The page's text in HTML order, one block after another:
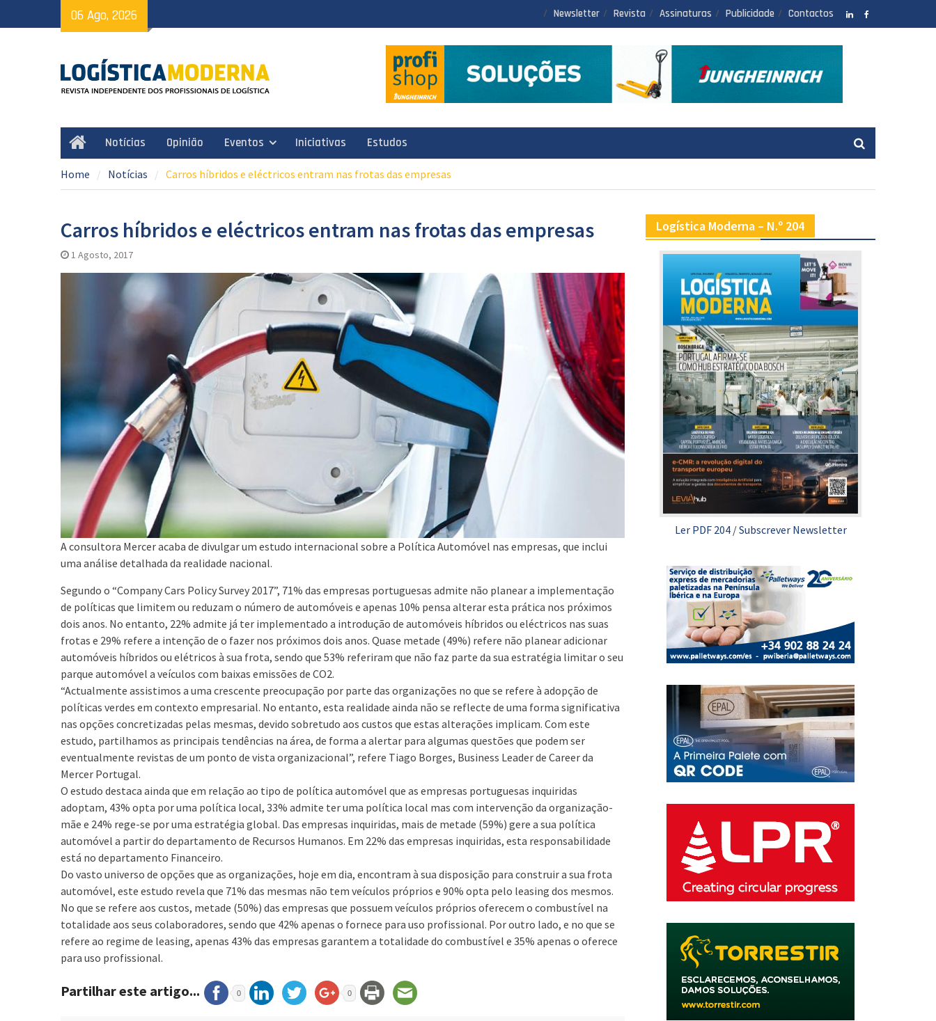
to
06 Ago, 2026 Newsletter Revista Assinaturas Publicidade Contactos
HomeNotícias Opinião Eventos Iniciativas Estudos
Home Notícias Carros híbridos e eléctricos entram nas frotas das empresas
Carros híbridos e eléctricos entram nas frotas das empresas
1 Agosto, 2017
A consultora Mercer acaba de divulgar um estudo internacional sobre a Política Automóvel nas empresas, que inclui
uma análise detalhada da realidade nacional.
Segundo o “Company Cars Policy Survey 2017”, 71% das empresas portuguesas admite não planear a implementação
de políticas que limitem ou reduzam o número de automóveis e apenas 10% pensa alterar esta prática nos próximos
dois anos. No entanto, 22% admite já ter implementado a introdução de automóveis híbridos ou eléctricos nas suas
frotas e 29% refere a intenção de o fazer nos próximos dois anos. Quase metade (49%) refere não planear adicionar
automóveis híbridos ou elétricos à sua frota, sendo que 53% referiram que não faz parte da sua estratégia limitar o seu
parque automóvel a veículos com baixas emissões de CO2.
“Actualmente assistimos a uma crescente preocupação por parte das organizações no que se refere à adopção de
políticas verdes em contexto empresarial. No entanto, esta realidade ainda não se reflecte de uma forma significativa
nas opções concretizadas pelas mesmas, devido sobretudo aos custos que estas alterações implicam. Com este
estudo, partilhamos as principais tendências na área, de forma a alertar para algumas questões que podem ser
eventualmente revistas de um ponto de vista organizacional”, refere Tiago Borges, Business Leader de Career da
Mercer Portugal.
O estudo destaca ainda que em relação ao tipo de política automóvel que as empresas portuguesas inquiridas
adoptam, 43% opta por uma política local, 33% admite ter uma política local mas com intervenção da organização-
mãe e 24% rege-se por uma estratégia global. Das empresas inquiridas, mais de metade (59%) gere a sua política
automóvel a partir do departamento de Recursos Humanos. Em 22% das empresas inquiridas, esta responsabilidade
está no departamento Financeiro.
Do vasto universo de opções que as organizações, hoje em dia, encontram à sua disposição para construir a sua frota
automóvel, este estudo revela que 71% das mesmas não tem veículos próprios e 90% opta pelo leasing dos mesmos.
No que se refere aos custos, metade (50%) das empresas que possuem veículos próprios oferecem o combustível na
totalidade aos seus colaboradores, sendo que 42% apenas o fornece para uso profissional. Por outro lado, e no que se
refere ao regime de leasing, apenas 43% das empresas garantem a totalidade do combustível e 35% apenas o oferece
para uso profissional.
Partilhar este artigo... 0 0
Logística Moderna – N.º 204
Ler PDF 204/Subscrever Newsletter